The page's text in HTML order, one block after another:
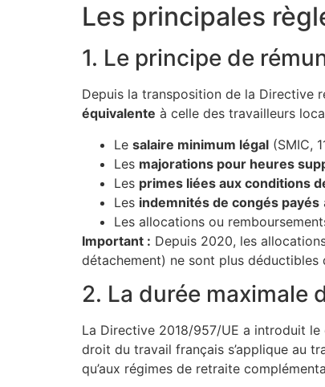
Les principales
1. Le principe de
Depuis la transposition de la Directive
équivalente à celle des travailleurs
Le salaire minimum légal (SMIC,
Les majorations pour heures
Les primes liées aux conditions
Les indemnités de congés payés
Les allocations ou
Important : Depuis 2020, les
détachement) ne sont plus déductibles
2. La durée maximale
La Directive 2018/957/UE a introduit
droit du travail français s’applique au
qu’aux régimes de retraite